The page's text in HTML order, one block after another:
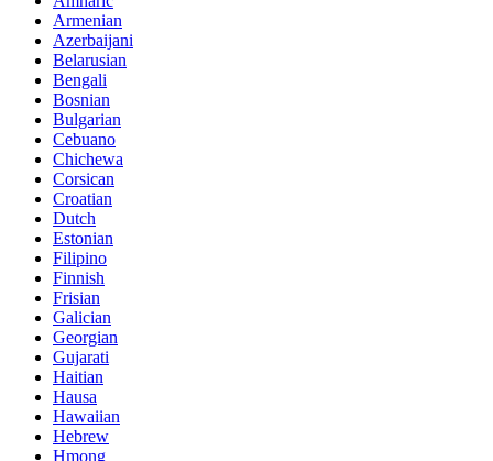
Armenian
Azerbaijani
Belarusian
Bengali
Bosnian
Bulgarian
Cebuano
Chichewa
Corsican
Croatian
Dutch
Estonian
Filipino
Finnish
Frisian
Galician
Georgian
Gujarati
Haitian
Hausa
Hawaiian
Hebrew
Hmong